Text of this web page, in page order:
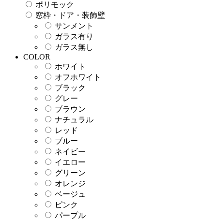
ポリモック
窓枠・ドア・装飾壁
サンメント
ガラス有り
ガラス無し
COLOR
ホワイト
オフホワイト
ブラック
グレー
ブラウン
ナチュラル
レッド
ブルー
ネイビー
イエロー
グリーン
オレンジ
ベージュ
ピンク
パープル